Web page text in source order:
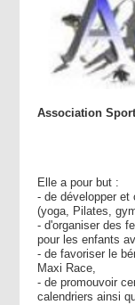
Association
Elle a pour but :
- de développer
(yoga, Pilates,
- d'organiser des
pour les enfants
- de favoriser le
Maxi Race,
- de promouvoir
calendriers ainsi